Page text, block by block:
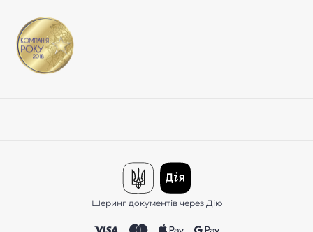
Шеринг документів через Дію